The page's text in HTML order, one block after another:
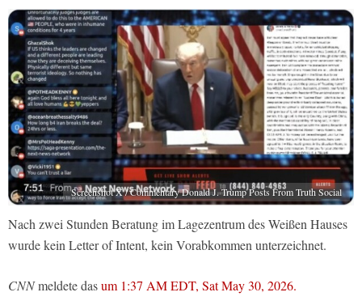
Screenshot X / Commentary Donald J. Trump Posts From Truth Social
Nach zwei Stunden Beratung im Lagezentrum des Weißen Hauses
wurde kein Letter of Intent, kein Vorabkommen unterzeichnet.
CNNmeldete dasum 1:37 AM EDT, Sat May 30, 2026.